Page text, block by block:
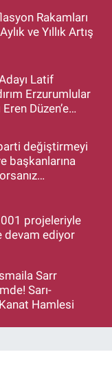
Rakamları
ve Yıllık Artış
Latif
Erzurumlular
Düzen’e
değiştirmeyi
başkanlarına
projeleriyle
devam ediyor
Sarr
Sarı-
Hamlesi